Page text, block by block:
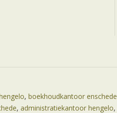
, boekhoudkantoor enschede
, administratiekantoor hengelo,